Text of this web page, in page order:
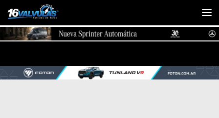
Saltar al contenido